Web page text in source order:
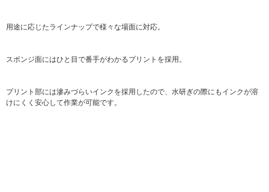
用途に応じたラインナップで様々な場面に対応。
スポンジ面にはひと目で番手がわかるプリントを採用。
プリント部には滲みづらいインクを採用したので、水研ぎの際にもインクが溶
けにくく安心して作業が可能です。